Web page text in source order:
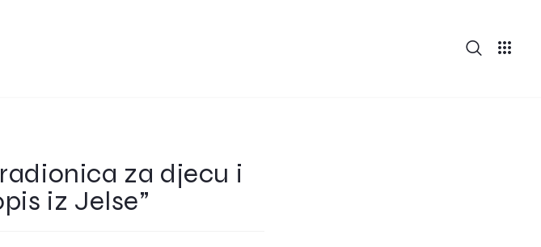
za djecu i
iz Jelse”